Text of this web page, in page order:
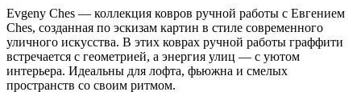
Evgeny Ches — коллекция ковров ручной работы с Евгением
Ches, созданная по эскизам картин в стиле современного
уличного искусства. В этих коврах ручной работы граффити
встречается с геометрией, а энергия улиц — с уютом
интерьера. Идеальны для лофта, фьюжна и смелых
пространств со своим ритмом.